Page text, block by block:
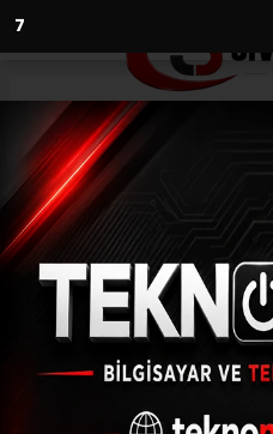
6
Anasayfa
Sivasspor’da
05.06.2021 - 09:53,
DG Sivasspor'da
kaleci Mamadou
ayrılacağı öğrenildi.